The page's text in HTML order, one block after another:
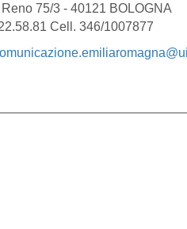
75/3 - 40121 BOLOGNA
Cell. 346/1007877